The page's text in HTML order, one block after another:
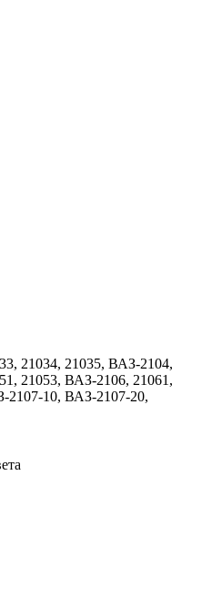
21034, 21035, ВАЗ-2104,
21053, ВАЗ-2106, 21061,
2107-10, ВАЗ-2107-20,